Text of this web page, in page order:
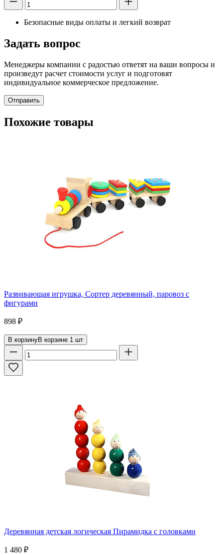
Безопасные виды оплаты и легкий возврат
Задать вопрос
Менеджеры компании с радостью ответят на ваши вопросы и
произведут расчет стоимости услуг и подготовят
индивидуальное коммерческое предложение.
Отправить
Похожие товары
Развивающая игрушка, Сортер деревянный, паровоз с
фигурами
898 ₽
В корзинуВ корзине 1 шт
Деревянная детская логическая Пирамидка с головками
1 480 ₽